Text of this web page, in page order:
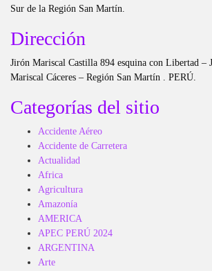
Sur de la Región San Martín.
Dirección
Jirón Mariscal Castilla 894 esquina con Libertad –
Mariscal Cáceres – Región San Martín . PERÚ.
Categorías del sitio
Accidente Aéreo
Accidente de Carretera
Actualidad
Africa
Agricultura
Amazonía
AMERICA
APEC PERÚ 2024
ARGENTINA
Arte